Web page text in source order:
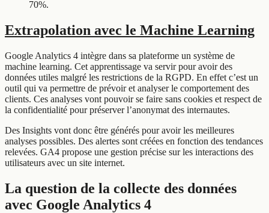
70%.
Extrapolation avec le Machine Learning
Google Analytics 4 intègre dans sa plateforme un système de
machine learning. Cet apprentissage va servir pour avoir des
données utiles malgré les restrictions de la RGPD. En effet c’est un
outil qui va permettre de prévoir et analyser le comportement des
clients. Ces analyses vont pouvoir se faire sans cookies et respect de
la confidentialité pour préserver l’anonymat des internautes.
Des Insights vont donc être générés pour avoir les meilleures
analyses possibles. Des alertes sont créées en fonction des tendances
relevées. GA4 propose une gestion précise sur les interactions des
utilisateurs avec un site internet.
La question de la collecte des données
avec Google Analytics 4